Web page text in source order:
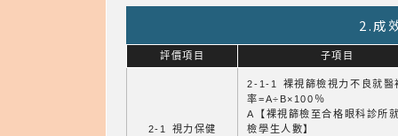
2.成
評價項目 子項目
2-1 視力保健
2-1-1 裸視篩檢視力不良就醫
率=A÷B×100％
A【裸視篩檢至合格眼科診所
檢學生人數】